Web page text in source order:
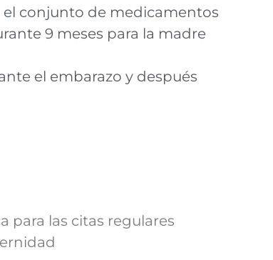
el conjunto de medicamentos
9 meses para la madre
el embarazo y después
para las citas regulares